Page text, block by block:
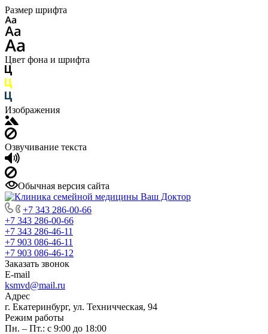
Размер шрифта
Цвет фона и шрифта
Изображения
Озвучивание текста
Обычная версия сайта
+7 343 286-00-66
+7 343 286-00-66
+7 343 286-46-11
+7 903 086-46-11
+7 903 086-46-12
Заказать звонок
E-mail
ksmvd@mail.ru
Адрес
г. Екатеринбург, ул. Техничческая, 94
Режим работы
Пн. – Пт.: с 9:00 до 18:00